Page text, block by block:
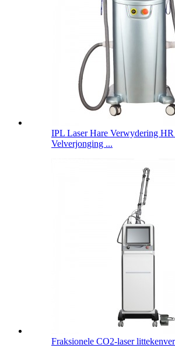
IPL Laser Hare Verwydering
Velverjonging ...
Fraksionele CO2-laser